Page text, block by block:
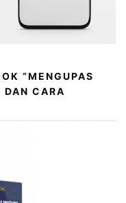
“MENGUPAS
DAN CARA